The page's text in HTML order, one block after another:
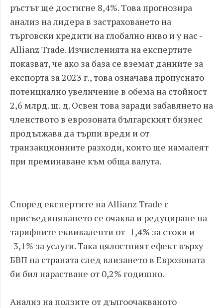
ръстът ще достигне 8,4%. Това прогнозира
анализ на лидера в застраховането на
търговски кредити на глобално ниво и у нас -
Allianz Trade. Изчисленията на експертите
показват, че ако за база се вземат данните за
експорта за 2023 г., това означава пропуснато
потенциално увеличение в обема на стойност
2,6 млрд. щ. д. Освен това заради забавянето на
членството в eврозоната българският бизнес
продължава да търпи вреди и от
транзакционните разходи, които ще намалеят
при преминаване към обща валута.
Според експертите на Allianz Trade с
присъединяването се очаква и редуциране на
тарифните еквиваленти от -1,4% за стоки и
-3,1% за услуги. Така цялостният ефект върху
БВП на страната след влизането в Еврозоната
би бил нарастване от 0,2% годишно.
Анализ на ползите от дългоочакваното